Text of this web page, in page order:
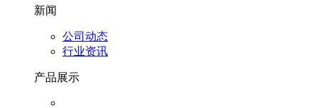
新闻
公司动态
行业资讯
产品展示